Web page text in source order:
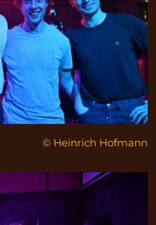
© Heinrich Hofmann